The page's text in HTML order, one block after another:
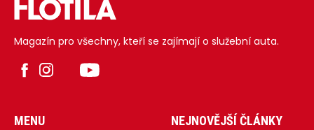
Magazín pro všechny, kteří se zajímají o služební auta.
MENU NEJNOVĚJŠÍ ČLÁNKY